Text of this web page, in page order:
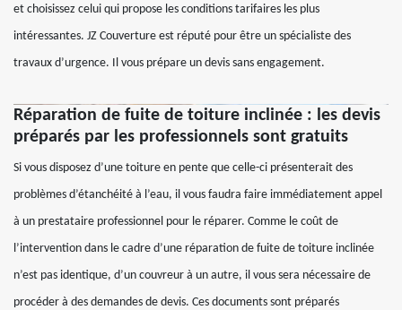
et choisissez celui qui propose les conditions tarifaires les plus
intéressantes. JZ Couverture est réputé pour être un spécialiste des
travaux d’urgence. Il vous prépare un devis sans engagement.
Réparation de fuite de toiture inclinée : les devis
préparés par les professionnels sont gratuits
Si vous disposez d’une toiture en pente que celle-ci présenterait des
problèmes d’étanchéité à l’eau, il vous faudra faire immédiatement appel
à un prestataire professionnel pour le réparer. Comme le coût de
l’intervention dans le cadre d’une réparation de fuite de toiture inclinée
n’est pas identique, d’un couvreur à un autre, il vous sera nécessaire de
procéder à des demandes de devis. Ces documents sont préparés